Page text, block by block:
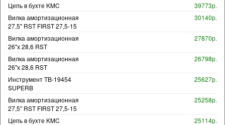
Цепь в бухте KMC
39773р.
Вилка амортизационная
27,5" RST FIRST 27,5-15
30140р.
Вилка амортизационная
26"х 28,6 RST
27870р.
Вилка амортизационная
26"х 28,6 RST
26798р.
Инструмент TB-19454
SUPERB
25627р.
Вилка амортизационная
27,5" RST FIRST 27,5-15
25258р.
Цепь в бухте KMC
25114р.